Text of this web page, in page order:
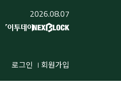
2026.08.07
로그인 회원가입